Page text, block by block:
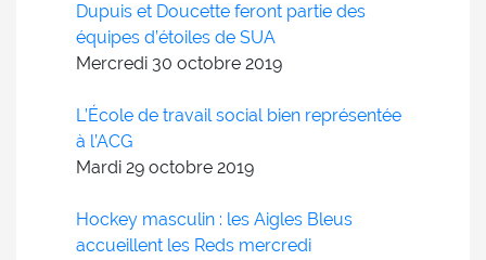
Dupuis et Doucette feront partie des
équipes d’étoiles de SUA
Mercredi 30 octobre 2019
L’École de travail social bien représentée
à l’ACG
Mardi 29 octobre 2019
Hockey masculin : les Aigles Bleus
accueillent les Reds mercredi